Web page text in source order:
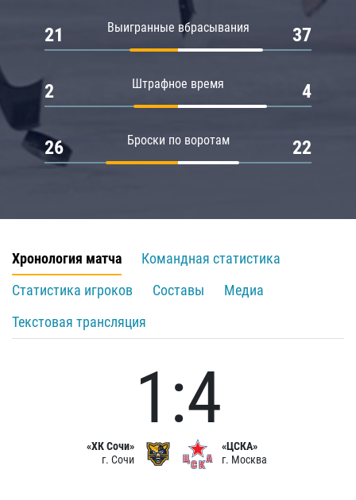
Выигранные вбрасывания
21 37
Штрафное время
2 4
Броски по воротам
26 22
Хронология матча
Командная статистика
Статистика игроков
Составы
Медиа
Текстовая трансляция
«ХК Сочи»
г. Сочи
1:4
«ЦСКА»
г. Москва